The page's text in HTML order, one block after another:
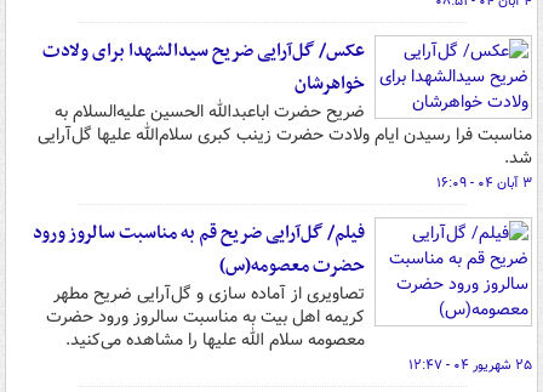
عکس/ گل‌آرایی ضریح سیدالشهدا برای ولادت
خواهرشان
ضریح حضرت اباعبدالله الحسین علیه‌السلام به
مناسبت فرا رسیدن ایام ولادت حضرت زینب کبری سلام‌الله علیها گل‌آرایی
شد.
۳ آبان ۰۴ - ۱۶:۰۹
فیلم/ گل‌آرایی ضریح قم به مناسبت سالروز ورود
حضرت معصومه(س)
تصاویری از آماده سازی و گل‌آرایی ضریح مطهر
کریمه اهل بیت به مناسبت سالروز ورود حضرت
معصومه سلام الله علیها را مشاهده می‌کنید.
۲۵ شهریور ۰۴ - ۱۲:۴۷